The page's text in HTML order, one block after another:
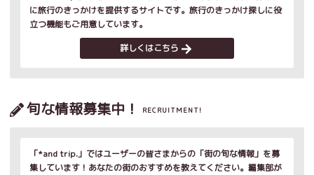
に旅行のきっかけを提供するサイトです。旅行のきっかけ探しに役
立つ機能もご用意しています。
詳しくはこちら
旬な情報募集中！ RECRUITMENT!
「*and trip.」ではユーザーの皆さまからの「街の旬な情報」を募
集しています！あなたの街のおすすめを教えてください。編集部が